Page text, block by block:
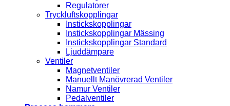
Regulatorer
Tryckluftskopplingar
Instickskopplingar
Instickskopplingar Mässing
Instickskopplingar Standard
Ljuddämpare
Ventiler
Magnetventiler
Manuellt Manövrerad Ventiler
Namur Ventiler
Pedalventiler